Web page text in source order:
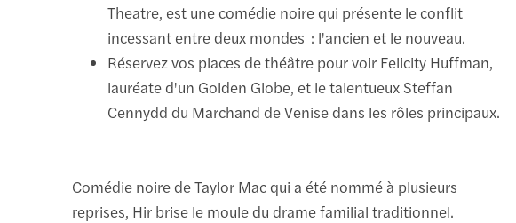
Theatre, est une comédie noire qui présente le conflit
incessant entre deux mondes : l'ancien et le nouveau.
Réservez vos places de théâtre pour voir Felicity Huffman,
lauréate d'un Golden Globe, et le talentueux Steffan
Cennydd du Marchand de Venise dans les rôles principaux.
Comédie noire de Taylor Mac qui a été nommé à plusieurs
reprises, Hir brise le moule du drame familial traditionnel.